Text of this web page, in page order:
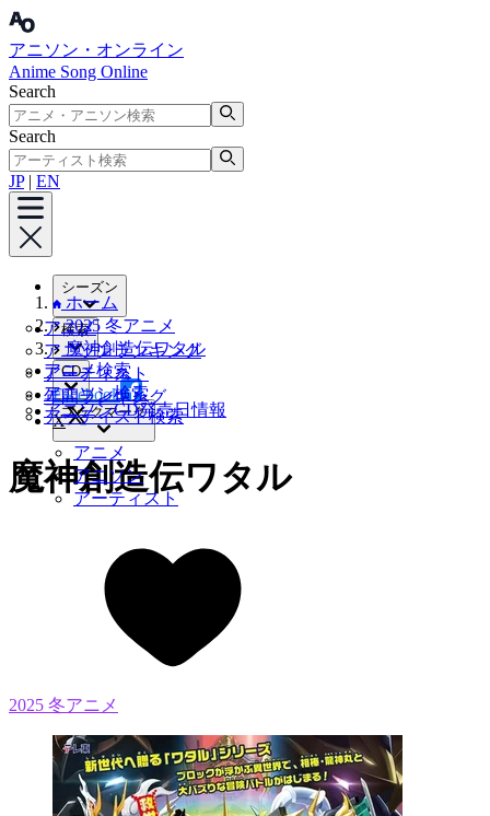
アニソン・オンライン
Anime Song Online
Search
Search
JP| EN
シーズン
アニメ
アニソンランキング
アーティスト
年間ランキング
検索
アニメ検索
アニソン検索
アーティスト検索
CD
アニソンCD発売日情報
ブックマーク
アニメ
アニソン
アーティスト
ホーム
2025 冬アニメ
魔神創造伝ワタル
Facebook
X
魔神創造伝ワタル
2025 冬アニメ